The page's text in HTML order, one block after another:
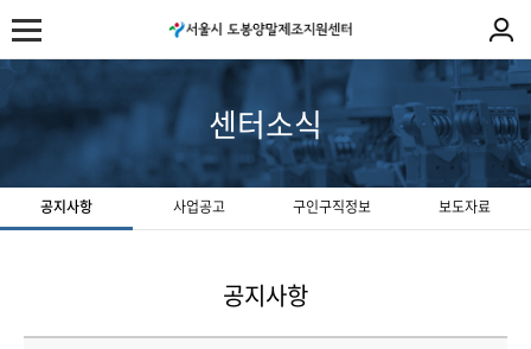
센터소식
공지사항 사업공고 구인구직정보 보도자료
공지사항